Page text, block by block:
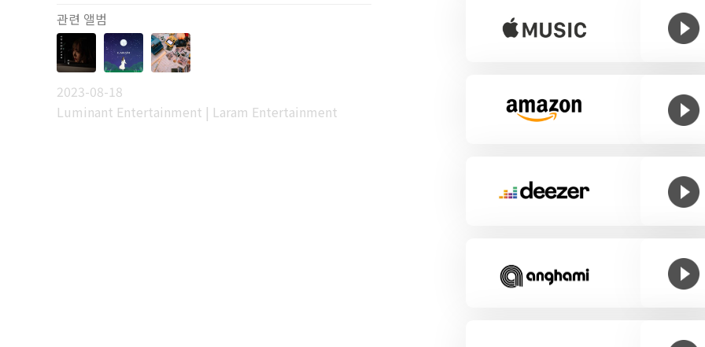
관련 앨범
2023-08-18
Luminant Entertainment | Laram Entertainment